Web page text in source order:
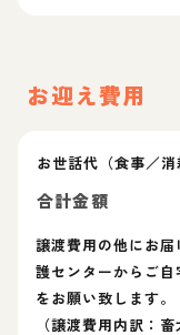
お迎え費用
お世話代（食事／消
合計金額
譲渡費用の他にお
護センターからご
をお願い致します。
（譲渡費用内訳：